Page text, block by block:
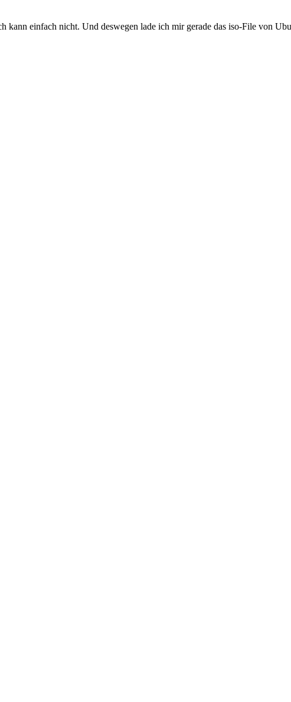
einfach nicht. Und deswegen lade ich mir gerade das iso-File von